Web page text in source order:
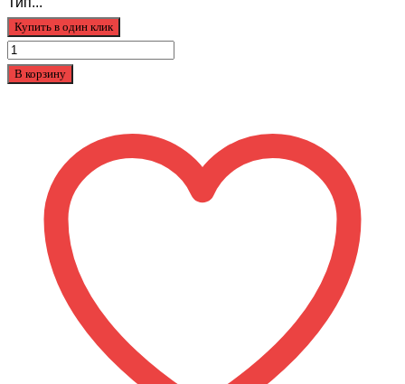
Купить в один клик
Количество
товара
CASPER
В корзину